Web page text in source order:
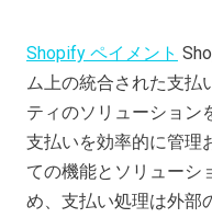
Shopify ペイメント
ム上の統合された支払
ティのソリューション
支払いを効率的に管理
ての機能とソリューシ
め、支払い処理は外部